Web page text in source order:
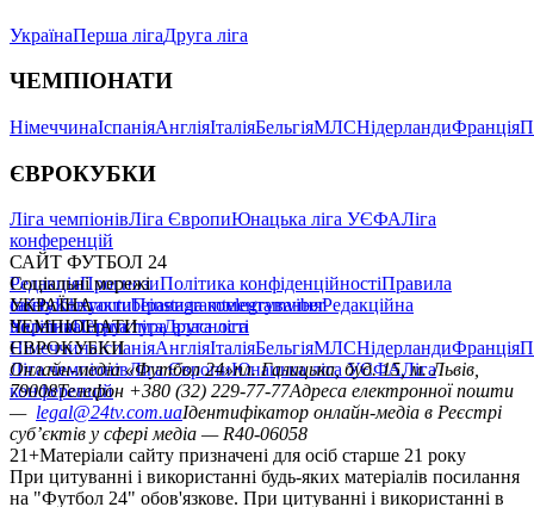
УкраїнаПерша лігаДруга ліга
ЧЕМПІОНАТИ
НімеччинаІспаніяАнгліяІталіяБельгіяМЛСНідерландиФранція
ЄВРОКУБКИ
Ліга чемпіонівЛіга ЄвропиЮнацька ліга УЄФАЛіга
конференцій
САЙТ ФУТБОЛ 24
РедакціяПрогнозиПолітика конфіденційностіПравила
сайтуКонтактиПравила коментуванняРедакційна
політикаСтруктура власності
Соціальні мережі
facebookxyoutubeinstagramtelegramviber
УКРАЇНА
УкраїнаПерша лігаДруга ліга
ЧЕМПІОНАТИ
НімеччинаІспаніяАнгліяІталіяБельгіяМЛСНідерландиФранція
ЄВРОКУБКИ
Ліга чемпіонівЛіга ЄвропиЮнацька ліга УЄФАЛіга
конференцій
Онлайн-медіа «Футбол 24»пл. Галицька, буд. 15, м. Львів,
79008Телефон +380 (32) 229-77-77Адреса електронної пошти
— legal@24tv.com.uaІдентифікатор онлайн-медіа в Реєстрі
суб’єктів у сфері медіа — R40-06058
21+Матеріали сайту призначені для осіб старше 21 року
При цитуванні і використанні будь-яких матеріалів посилання
на "Футбол 24" обов'язкове. При цитуванні і використанні в